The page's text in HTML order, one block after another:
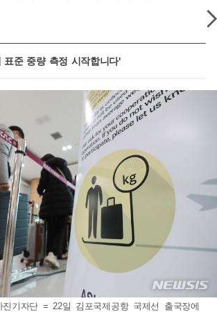
표준 중량 측정 시작합니다'
진기자단 = 22일 김포국제공항 국제선 출국장에